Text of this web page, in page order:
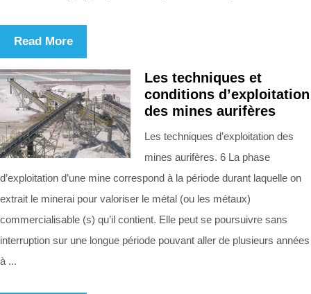
Read More
Les techniques et
conditions d’exploitation
des mines aurifères
Les techniques d’exploitation des
mines aurifères. 6 La phase
d’exploitation d’une mine correspond à la période durant laquelle on
extrait le minerai pour valoriser le métal (ou les métaux)
commercialisable (s) qu’il contient. Elle peut se poursuivre sans
interruption sur une longue période pouvant aller de plusieurs années
à ...